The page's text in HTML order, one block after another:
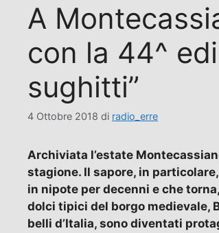
A
con la 44^
sughitti”
4 Ottobre 2018 di radio_erre
Archiviata l’estate
stagione. Il sapore, in
in nipote per decenni e che
dolci tipici del borgo medievale,
belli d’Italia, sono diventati